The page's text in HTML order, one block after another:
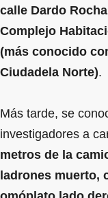
calle Dardo
Complejo
(más conocido
Ciudadela Norte).
Más tarde, se
investigadores a
metros de la
ladrones muerto,